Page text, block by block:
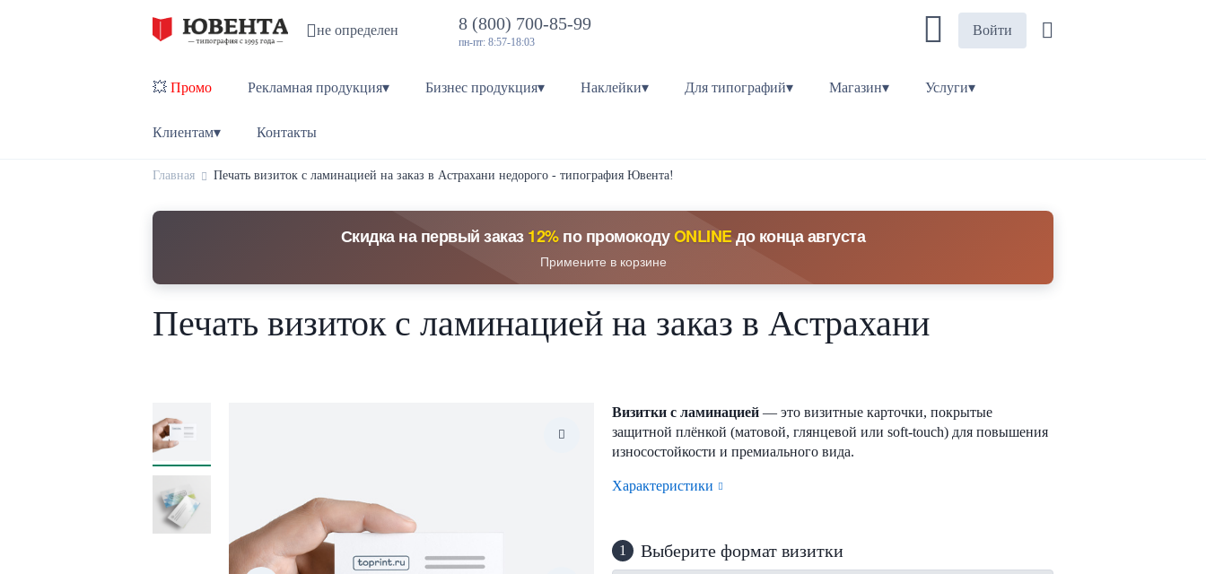
не определен 8 (800) 700-85-99
пн-пт: 8:57-18:03
Войти
💥 Промо Рекламная продукция▾ Бизнес продукция▾ Наклейки▾ Для типографий▾ Магазин▾ Услуги▾
Клиентам▾ Контакты
Главная Печать визиток с ламинацией на заказ в Астрахани недорого - типография Ювента!
Скидка на первый заказ12%по промокодуONLINEдо конца августа
Примените в корзине
Печать визиток с ламинацией на заказ в Астрахани
Визитки с ламинацией — это визитные карточки, покрытые
защитной плёнкой (матовой, глянцевой или soft-touch) для повышения
износостойкости и премиального вида.
Характеристики
1 Выберите формат визитки